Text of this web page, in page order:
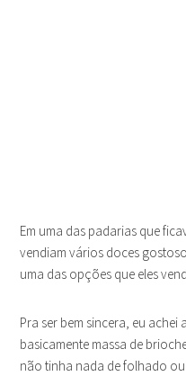
Em uma das padarias que
vendiam vários doces
uma das opções que eles
Pra ser bem sincera, eu achei
basicamente massa de
não tinha nada de folhado